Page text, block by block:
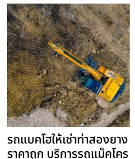
รถแบคโฮให้เช่าท่าสองยาง
ราคาถูก บริการรถแม็คโคร